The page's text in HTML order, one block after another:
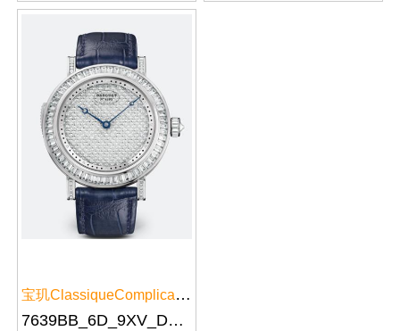
宝玑ClassiqueComplications经典...
7639BB_6D_9XV_DD0D